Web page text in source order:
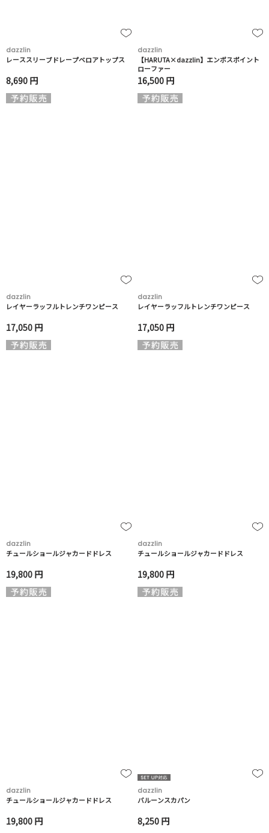
dazzlin
レーススリーブドレープベロアトップス
8,690 円
dazzlin
【HARUTA×dazzlin】エンボスポイント
ローファー
16,500 円
dazzlin
レイヤーラッフルトレンチワンピース
17,050 円
dazzlin
レイヤーラッフルトレンチワンピース
17,050 円
dazzlin
チュールショールジャカードドレス
19,800 円
dazzlin
チュールショールジャカードドレス
19,800 円
dazzlin
チュールショールジャカードドレス
19,800 円
dazzlin
バルーンスカパン
8,250 円